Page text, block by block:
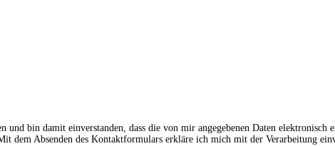
bin damit einverstanden, dass die von mir angegebenen Daten elektronisch
dem Absenden des Kontaktformulars erkläre ich mich mit der Verarbeitung